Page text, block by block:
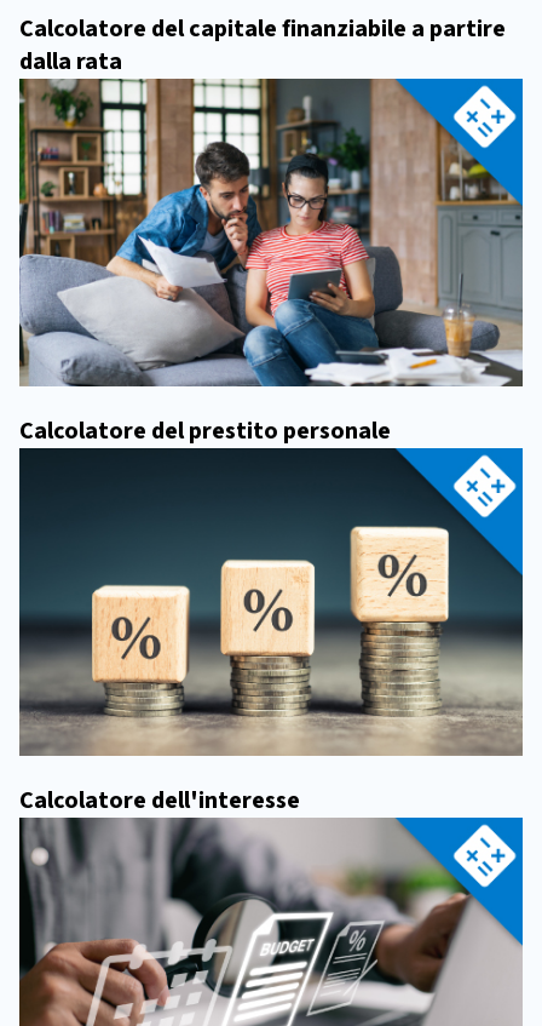
Calcolatore del capitale finanziabile a partire
dalla rata
Calcolatore del prestito personale
Calcolatore dell'interesse